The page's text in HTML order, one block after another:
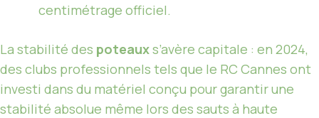
centimétrage officiel.
La stabilité des poteauxs’avère capitale : en 2024,
des clubs professionnels tels que le RC Cannes ont
investi dans du matériel conçu pour garantir une
stabilité absolue même lors des sauts à haute